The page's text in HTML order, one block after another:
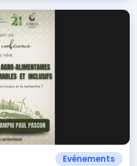
Evénements